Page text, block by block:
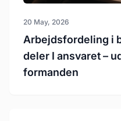
20 May, 2026
Arbejdsfordeling i
deler I ansvaret –
formanden